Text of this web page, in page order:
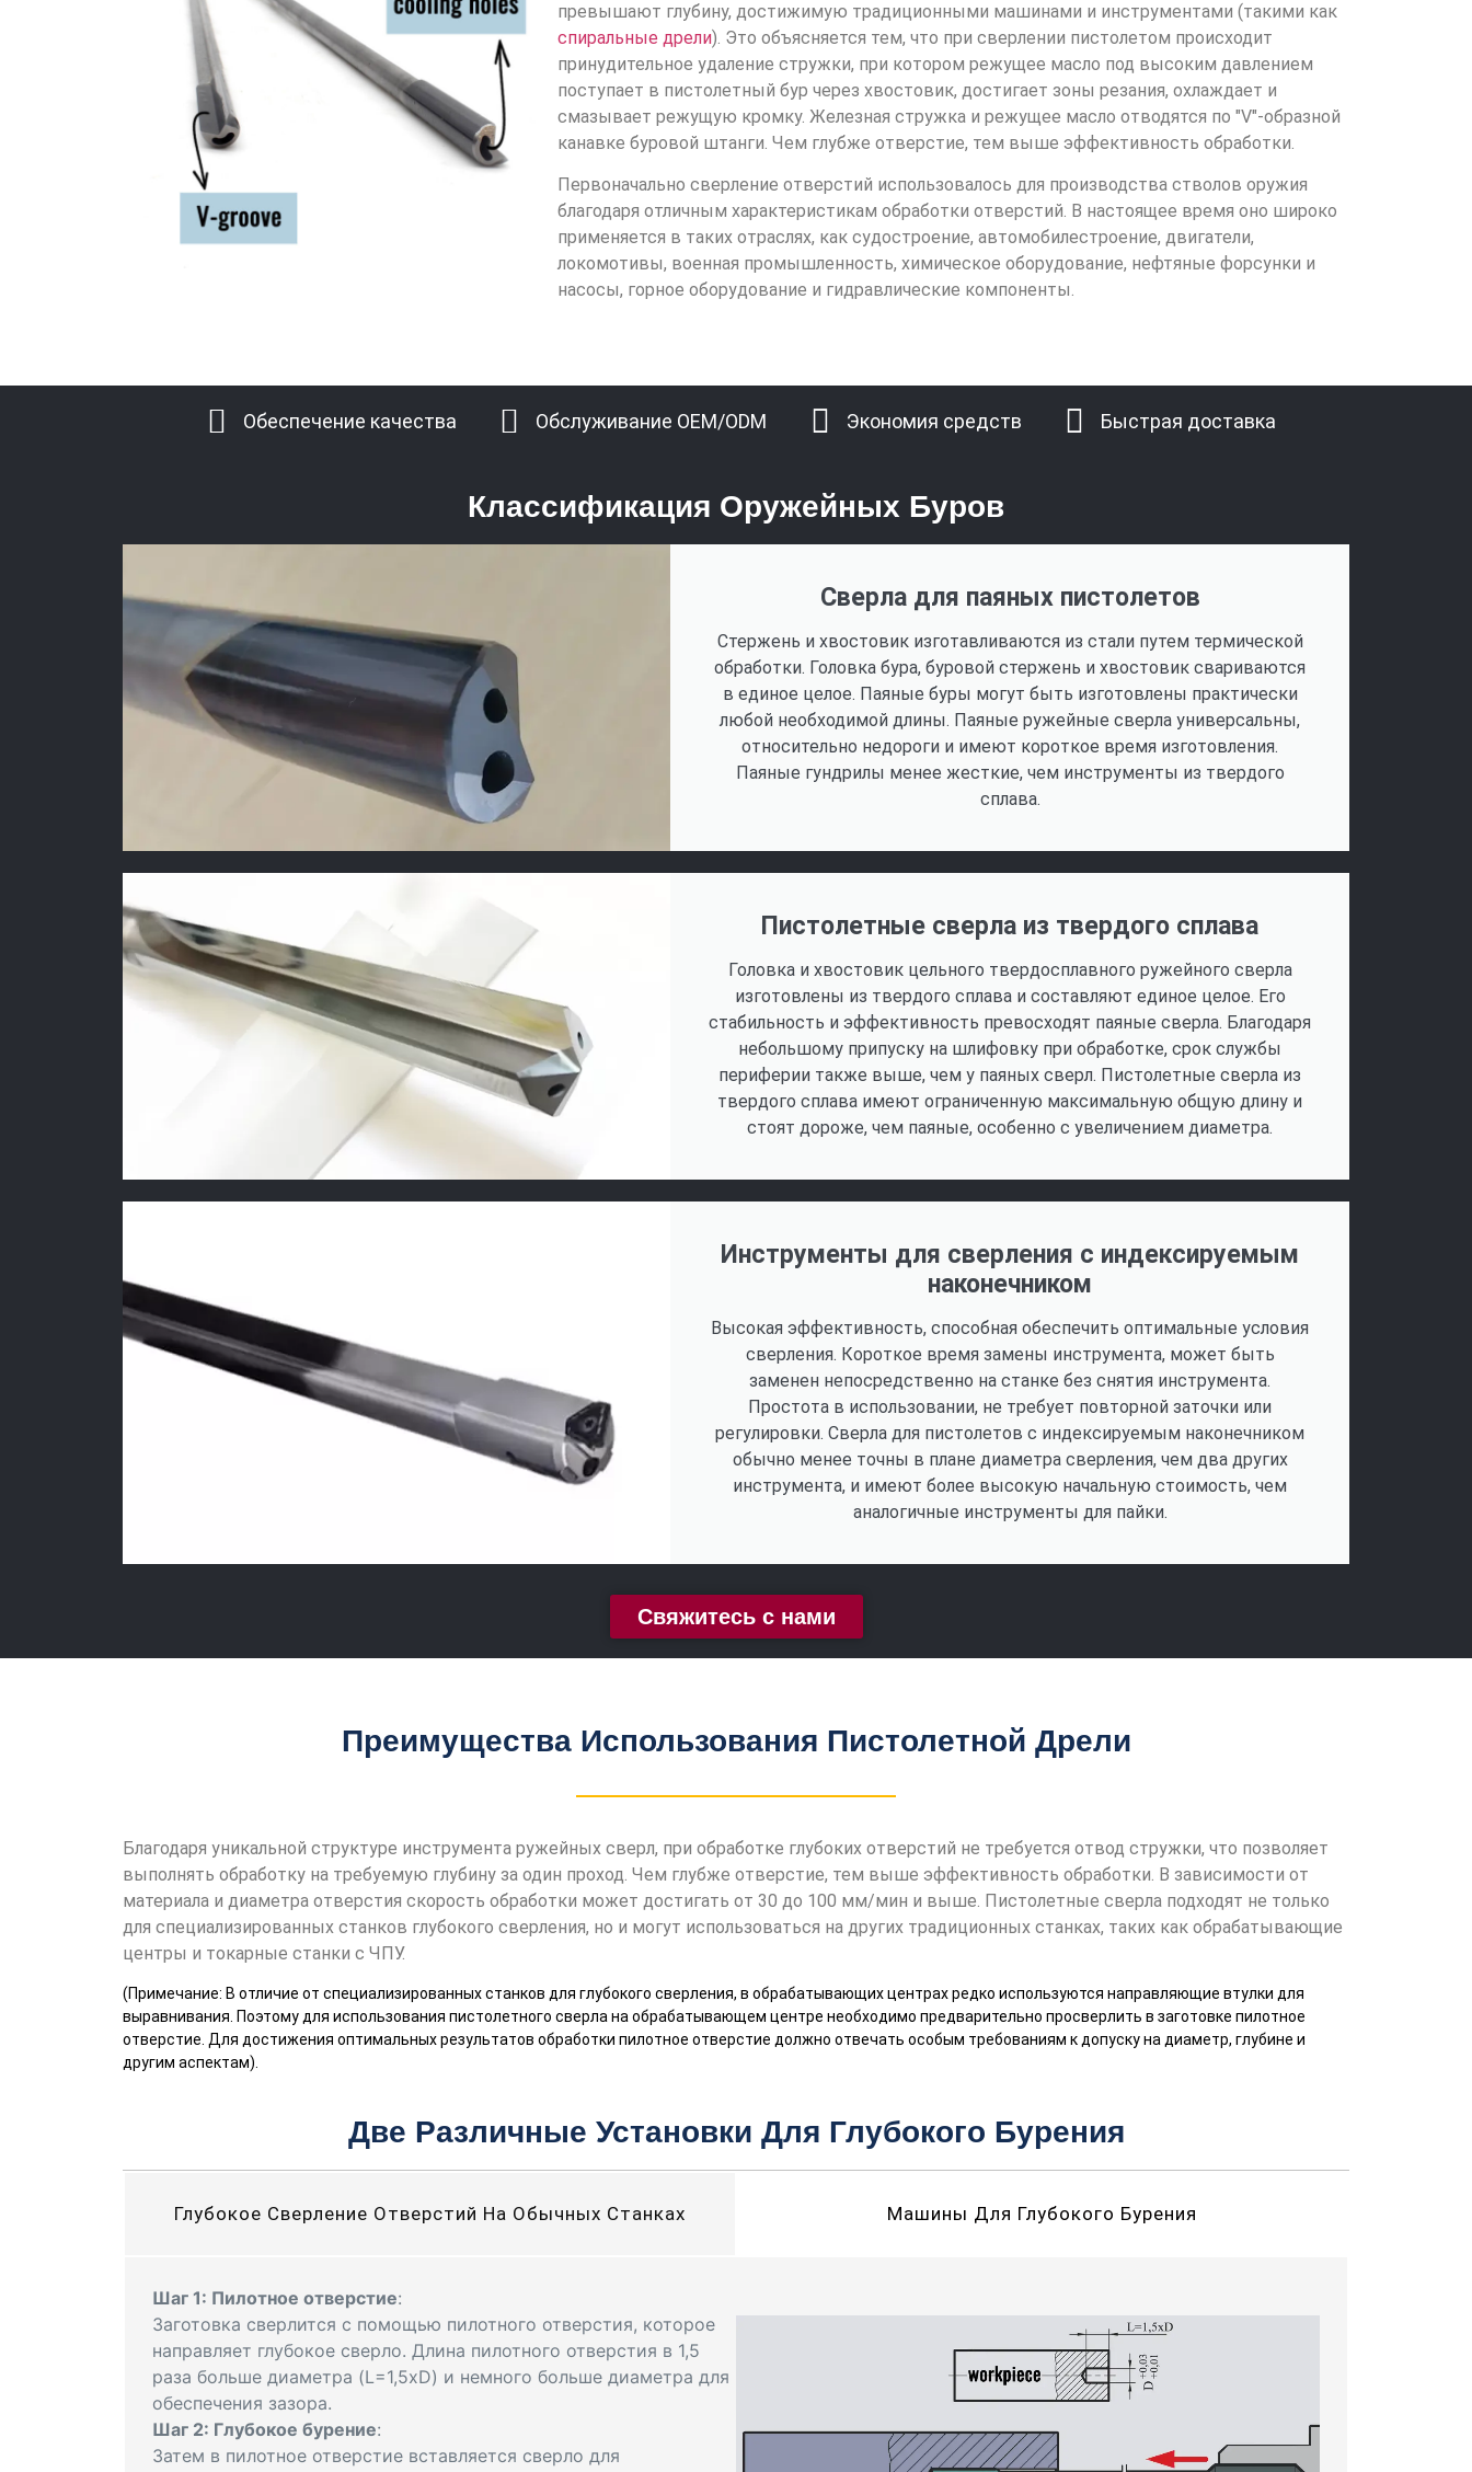
превышают глубину, достижимую традиционными машинами и инструментами (такими как
спиральные дрели). Это объясняется тем, что при сверлении пистолетом происходит
принудительное удаление стружки, при котором режущее масло под высоким давлением
поступает в пистолетный бур через хвостовик, достигает зоны резания, охлаждает и
смазывает режущую кромку. Железная стружка и режущее масло отводятся по "V"-образной
канавке буровой штанги. Чем глубже отверстие, тем выше эффективность обработки.
Первоначально сверление отверстий использовалось для производства стволов оружия
благодаря отличным характеристикам обработки отверстий. В настоящее время оно широко
применяется в таких отраслях, как судостроение, автомобилестроение, двигатели,
локомотивы, военная промышленность, химическое оборудование, нефтяные форсунки и
насосы, горное оборудование и гидравлические компоненты.
Обеспечение качества Обслуживание OEM/ODM Экономия средств Быстрая доставка
Классификация Оружейных Буров
Сверла для паяных пистолетов
Стержень и хвостовик изготавливаются из стали путем термической
обработки. Головка бура, буровой стержень и хвостовик свариваются
в единое целое. Паяные буры могут быть изготовлены практически
любой необходимой длины. Паяные ружейные сверла универсальны,
относительно недороги и имеют короткое время изготовления.
Паяные гундрилы менее жесткие, чем инструменты из твердого
сплава.
Пистолетные сверла из твердого сплава
Головка и хвостовик цельного твердосплавного ружейного сверла
изготовлены из твердого сплава и составляют единое целое. Его
стабильность и эффективность превосходят паяные сверла. Благодаря
небольшому припуску на шлифовку при обработке, срок службы
периферии также выше, чем у паяных сверл. Пистолетные сверла из
твердого сплава имеют ограниченную максимальную общую длину и
стоят дороже, чем паяные, особенно с увеличением диаметра.
Инструменты для сверления с индексируемым
наконечником
Высокая эффективность, способная обеспечить оптимальные условия
сверления. Короткое время замены инструмента, может быть
заменен непосредственно на станке без снятия инструмента.
Простота в использовании, не требует повторной заточки или
регулировки. Сверла для пистолетов с индексируемым наконечником
обычно менее точны в плане диаметра сверления, чем два других
инструмента, и имеют более высокую начальную стоимость, чем
аналогичные инструменты для пайки.
Свяжитесь с нами
Преимущества Использования Пистолетной Дрели
Благодаря уникальной структуре инструмента ружейных сверл, при обработке глубоких отверстий не требуется отвод стружки, что позволяет
выполнять обработку на требуемую глубину за один проход. Чем глубже отверстие, тем выше эффективность обработки. В зависимости от
материала и диаметра отверстия скорость обработки может достигать от 30 до 100 мм/мин и выше. Пистолетные сверла подходят не только
для специализированных станков глубокого сверления, но и могут использоваться на других традиционных станках, таких как обрабатывающие
центры и токарные станки с ЧПУ.
(Примечание: В отличие от специализированных станков для глубокого сверления, в обрабатывающих центрах редко используются направляющие втулки для
выравнивания. Поэтому для использования пистолетного сверла на обрабатывающем центре необходимо предварительно просверлить в заготовке пилотное
отверстие. Для достижения оптимальных результатов обработки пилотное отверстие должно отвечать особым требованиям к допуску на диаметр, глубине и
другим аспектам).
Две Различные Установки Для Глубокого Бурения
Глубокое Сверление Отверстий На Обычных Станках
Шаг 1: Пилотное отверстие:
Заготовка сверлится с помощью пилотного отверстия, которое
направляет глубокое сверло. Длина пилотного отверстия в 1,5
раза больше диаметра (L=1,5xD) и немного больше диаметра для
обеспечения зазора.
Шаг 2: Глубокое бурение:
Затем в пилотное отверстие вставляется сверло для
Машины Для Глубокого Бурения